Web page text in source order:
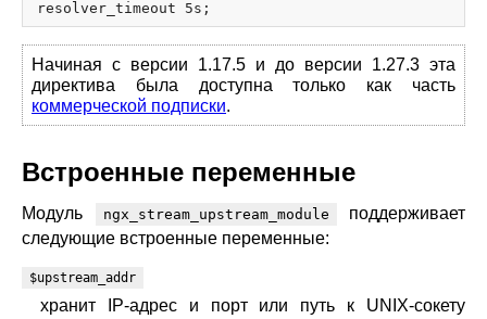
Начиная с версии 1.17.5 и до версии 1.27.3 эта
директива была доступна только как часть
коммерческой подписки.
Встроенные переменные
Модуль ngx_stream_upstream_module
поддерживает
следующие встроенные переменные:
$upstream_addr
хранит IP-адрес и порт или путь к UNIX-сокету